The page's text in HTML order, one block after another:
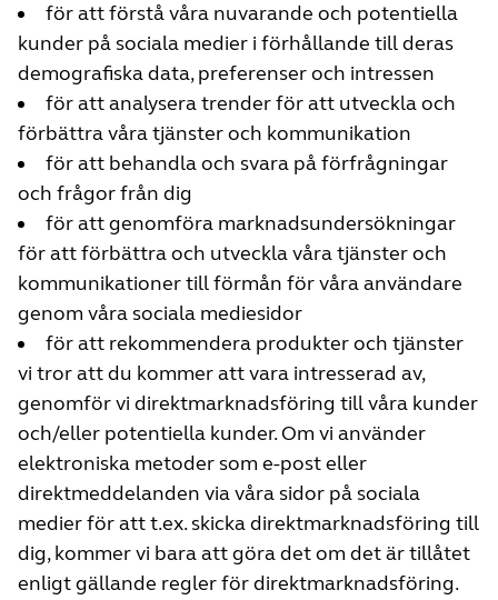
för att förstå våra nuvarande och potentiella
kunder på sociala medier i förhållande till deras
demografiska data, preferenser och intressen
för att analysera trender för att utveckla och
förbättra våra tjänster och kommunikation
för att behandla och svara på förfrågningar
och frågor från dig
för att genomföra marknadsundersökningar
för att förbättra och utveckla våra tjänster och
kommunikationer till förmån för våra användare
genom våra sociala mediesidor
för att rekommendera produkter och tjänster
vi tror att du kommer att vara intresserad av,
genomför vi direktmarknadsföring till våra kunder
och/eller potentiella kunder. Om vi använder
elektroniska metoder som e-post eller
direktmeddelanden via våra sidor på sociala
medier för att t.ex. skicka direktmarknadsföring till
dig, kommer vi bara att göra det om det är tillåtet
enligt gällande regler för direktmarknadsföring.